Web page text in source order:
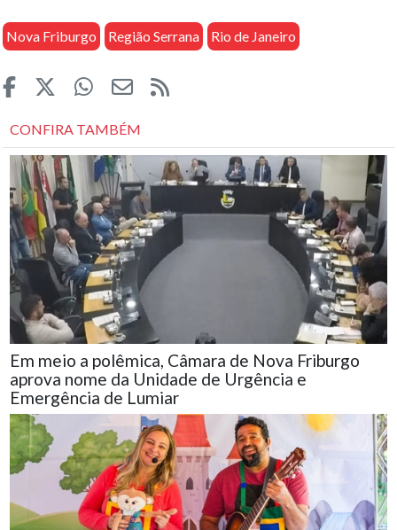
Nova Friburgo Região Serrana Rio de Janeiro
CONFIRA TAMBÉM
Em meio a polêmica, Câmara de Nova Friburgo
aprova nome da Unidade de Urgência e
Emergência de Lumiar